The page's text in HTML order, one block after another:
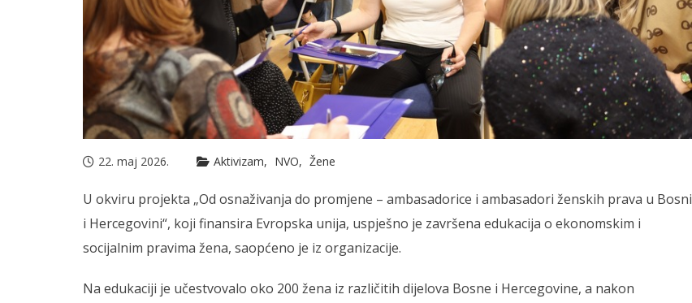
22. maj 2026. Aktivizam NVO Žene
U okviru projekta „Od osnaživanja do promjene – ambasadorice i ambasadori ženskih prava u Bosni
i Hercegovini“, koji finansira Evropska unija, uspješno je završena edukacija o ekonomskim i
socijalnim pravima žena, saopćeno je iz organizacije.
Na edukaciji je učestvovalo oko 200 žena iz različitih dijelova Bosne i Hercegovine, a nakon